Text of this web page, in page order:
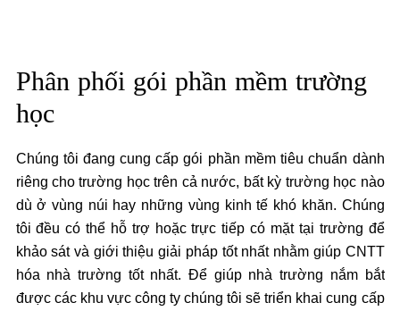
Phân phối gói phần mềm trường
học
Chúng tôi đang cung cấp gói phần mềm tiêu chuẩn dành
riêng cho trường học trên cả nước, bất kỳ trường học nào
dù ở vùng núi hay những vùng kinh tế khó khăn. Chúng
tôi đều có thể hỗ trợ hoặc trực tiếp có mặt tại trường để
khảo sát và giới thiệu giải pháp tốt nhất nhằm giúp CNTT
hóa nhà trường tốt nhất. Để giúp nhà trường nắm bắt
được các khu vực công ty chúng tôi sẽ triển khai cung cấp